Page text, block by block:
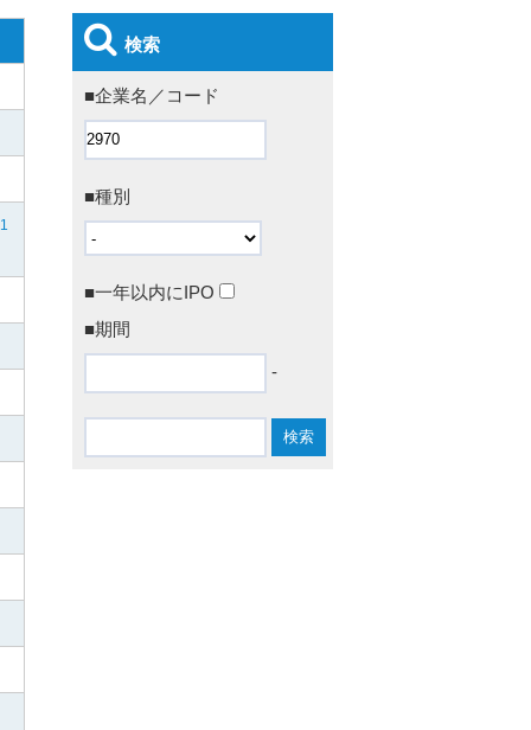
検索
■企業名／コード
■種別
■一年以内にIPO
■期間
-